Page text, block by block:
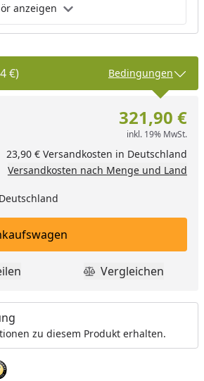
anzeigen
€) Bedingungen
eins erhöhen
321,90 €
inkl. 19% MwSt.
23,90 € Versandkosten in Deutschland
Versandkosten nach Menge und Land
den Einkaufswagen legen
Produkt
Vergleichen
zu diesem Produkt erhalten.